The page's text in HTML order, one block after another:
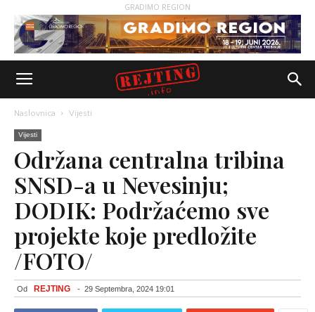
GRADIMO REGION
Naslovnica Vijesti
Vijesti
Održana centralna tribina
SNSD-a u Nevesinju;
DODIK: Podržaćemo sve
projekte koje predložite
/FOTO/
Od REJTING - 29 Septembra, 2024 19:01